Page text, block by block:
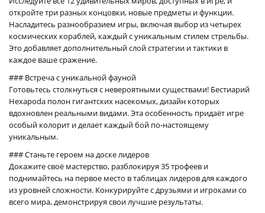
откройте три разных концовки, новые предметы и функции.
Насладитесь разнообразием игры, включая выбор из четырех
космических кораблей, каждый с уникальным стилем стрельбы.
Это добавляет дополнительный слой стратегии и тактики в
каждое ваше сражение.
### Встреча с уникальной фауной
Готовьтесь столкнуться с невероятными существами! Бестиарий
Hexapoda полон гигантских насекомых, дизайн которых
вдохновлен реальными видами. Эта особенность придаёт игре
особый колорит и делает каждый бой по-настоящему
уникальным.
### Станьте героем на доске лидеров
Докажите своё мастерство, разблокируя 35 трофеев и
поднимайтесь на первое место в таблицах лидеров для каждого
из уровней сложности. Конкурируйте с друзьями и игроками со
всего мира, демонстрируя свои лучшие результаты.